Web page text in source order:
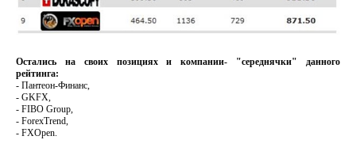
Остались на своих позициях и компании- "середнячки" данного
рейтинга:
- Пантеон-Финанс,
- GKFX,
- FIBO Group,
- ForexTrend,
- FXOpen.